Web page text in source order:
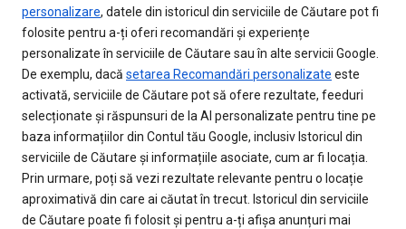
personalizare, datele din istoricul din serviciile de Căutare pot fi
folosite pentru a-ți oferi recomandări și experiențe
personalizate în serviciile de Căutare sau în alte servicii Google.
De exemplu, dacă setarea Recomandări personalizate este
activată, serviciile de Căutare pot să ofere rezultate, feeduri
selecționate și răspunsuri de la AI personalizate pentru tine pe
baza informațiilor din Contul tău Google, inclusiv Istoricul din
serviciile de Căutare și informațiile asociate, cum ar fi locația.
Prin urmare, poți să vezi rezultate relevante pentru o locație
aproximativă din care ai căutat în trecut. Istoricul din serviciile
de Căutare poate fi folosit și pentru a-ți afișa anunțuri mai